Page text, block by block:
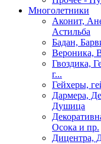
Многолетники
Аконит,
Астильба
Бадан,
Вероника,
Гвоздика,
г...
Гейхеры,
Дармера,
Душица
Осока и пр.
Дицентра,